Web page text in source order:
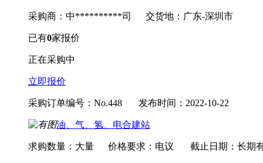
采购商：中**********司 交货地：广东-深圳市
已有0家报价
正在采购中
立即报价
采购订单编号：No.448 发布时间：2022-10-22
油、气、氢、电合建站
求购数量：大量 价格要求：电议 截止日期：长期